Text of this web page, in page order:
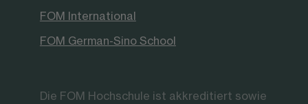
FOM International
FOM German-Sino School
Die FOM Hochschule ist akkreditiert sowie